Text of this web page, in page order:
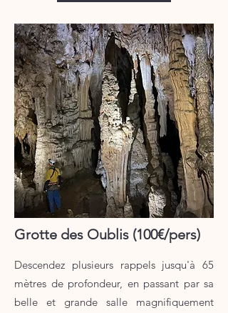
Grotte des Oublis (100€/pers)
Descendez plusieurs rappels jusqu'à 65
mètres de profondeur, en passant par sa
belle et grande salle magnifiquement